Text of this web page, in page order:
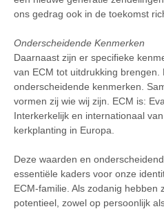
ons gedrag ook in de toekomst
Onderscheidende Kenmerken
Daarnaast zijn er specifieke
van ECM tot uitdrukking brengen.
onderscheidende kenmerken.
vormen zij wie wij zijn. ECM is:
Interkerkelijk en internationaal
kerkplanting in Europa.
Deze waarden en
essentiële kaders voor onze
ECM-familie. Als zodanig hebben
potentieel, zowel op persoonlijk